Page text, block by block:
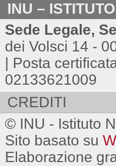
INU –
Sede Legale,
dei Volsci 14 -
| Posta
02133621009
CREDITI
© INU - Istituto
Sito basato su
Elaborazione